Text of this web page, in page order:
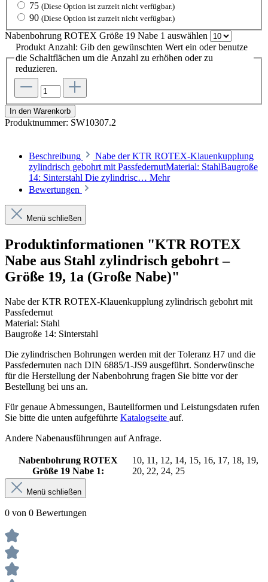
75 (Diese Option ist zurzeit nicht verfügbar.)
90 (Diese Option ist zurzeit nicht verfügbar.)
Nabenbohrung ROTEX Größe 19 Nabe 1 auswählen
Produkt Anzahl: Gib den gewünschten Wert ein oder benutze
die Schaltflächen um die Anzahl zu erhöhen oder zu
reduzieren.
In den Warenkorb
Produktnummer: SW10307.2
Beschreibung
Nabe der KTR ROTEX-Klauenkupplung
zylindrisch gebohrt mit PassfedernutMaterial: StahlBaugroße
14: Sinterstahl Die zylindrisc… Mehr
Bewertungen
Menü schließen
Produktinformationen "KTR ROTEX
Nabe aus Stahl zylindrisch gebohrt –
Größe 19, 1a (Große Nabe)"
Nabe der KTR ROTEX-Klauenkupplung zylindrisch gebohrt mit
Passfedernut
Material: Stahl
Baugroße 14: Sinterstahl
Die zylindrischen Bohrungen werden mit der Toleranz H7 und die
Passfedernuten nach DIN 6885/1-JS9 ausgeführt. Sonderwünsche
für die Herstellung der Nabenbohrung fragen Sie bitte vor der
Bestellung bei uns an.
Für genaue Abmessungen, Bauteilformen und Leistungsdaten rufen
Sie bitte die unten aufgeführte Katalogseite auf.
Andere Nabenausführungen auf Anfrage.
Nabenbohrung ROTEX
Größe 19 Nabe 1:
10, 11, 12, 14, 15, 16, 17, 18, 19,
20, 22, 24, 25
Menü schließen
0 von 0 Bewertungen